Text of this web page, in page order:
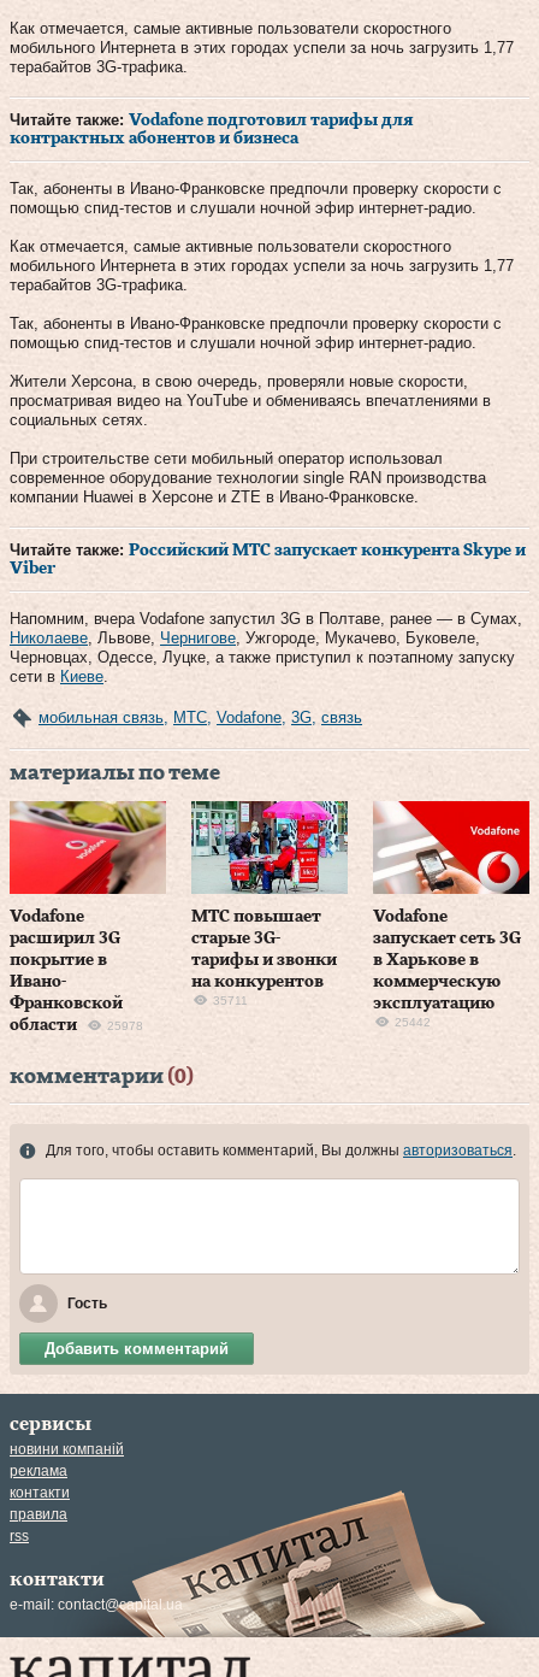
Как отмечается, самые активные пользователи скоростного
мобильного Интернета в этих городах успели за ночь загрузить 1,77
терабайтов 3G-трафика.
Читайте также: Vodafone подготовил тарифы для
контрактных абонентов и бизнеса
Так, абоненты в Ивано-Франковске предпочли проверку скорости с
помощью спид-тестов и слушали ночной эфир интернет-радио.
Как отмечается, самые активные пользователи скоростного
мобильного Интернета в этих городах успели за ночь загрузить 1,77
терабайтов 3G-трафика.
Так, абоненты в Ивано-Франковске предпочли проверку скорости с
помощью спид-тестов и слушали ночной эфир интернет-радио.
Жители Херсона, в свою очередь, проверяли новые скорости,
просматривая видео на YouTube и обмениваясь впечатлениями в
социальных сетях.
При строительстве сети мобильный оператор использовал
современное оборудование технологии single RAN производства
компании Huawei в Херсоне и ZTE в Ивано-Франковске.
Читайте также: Российский МТС запускает конкурента Skype и
Viber
Напомним, вчера Vodafone запустил 3G в Полтаве, ранее — в Сумах,
Николаеве , Львове, Чернигове , Ужгороде, Мукачево, Буковеле,
Черновцах, Одессе, Луцке, а также приступил к поэтапному запуску
сети в Киеве
мобильная связь МТС Vodafone 3G связь
материалы по теме
Vodafone
расширил 3G
покрытие в
Ивано-
Франковской
области
25978
МТС повышает
старые 3G-
тарифы и звонки
на конкурентов
35711
Vodafone
запускает сеть 3G
в Харькове в
коммерческую
эксплуатацию
25442
комментарии (0)
Для того, чтобы оставить комментарий, Вы должны авторизоваться.
Гость
Добавить комментарий
сервисы
новини компаній
реклама
контакти
правила
rss
контакти
e-mail: contact@capital.ua